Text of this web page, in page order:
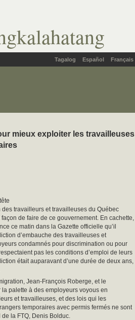
Tagalog Español Français
mieux exploiter les travailleuses
travailleurs et travailleuses du Québec
de faire de ce gouvernement. En cachette,
ce matin dans la Gazette officielle qu’il
d’embauche des travailleuses et
condamnés pour discrimination ou pour
pas les conditions d’emploi de leurs
était auparavant d’une durée de deux ans,
Jean-François Roberge, et le
palette à des employeurs voyous en
et travailleuses, et des lois qui les
temporaires avec permis fermés ne sont
la FTQ, Denis Bolduc.